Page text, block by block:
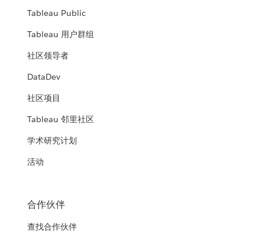
Tableau Public
Tableau 用户群组
社区领导者
DataDev
社区项目
Tableau 邻里社区
学术研究计划
活动
合作伙伴
查找合作伙伴